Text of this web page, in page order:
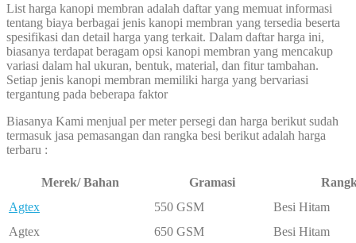
List harga kanopi membran adalah daftar yang memuat informasi
tentang biaya berbagai jenis kanopi membran yang tersedia beserta
spesifikasi dan detail harga yang terkait. Dalam daftar harga ini,
biasanya terdapat beragam opsi kanopi membran yang mencakup
variasi dalam hal ukuran, bentuk, material, dan fitur tambahan.
Setiap jenis kanopi membran memiliki harga yang bervariasi
tergantung pada beberapa faktor
Biasanya Kami menjual per meter persegi dan harga berikut sudah
termasuk jasa pemasangan dan rangka besi berikut adalah harga
terbaru :
Merek/ Bahan Gramasi
Agtex
550 GSM
Besi Hitam
Agtex
650 GSM
Besi Hitam